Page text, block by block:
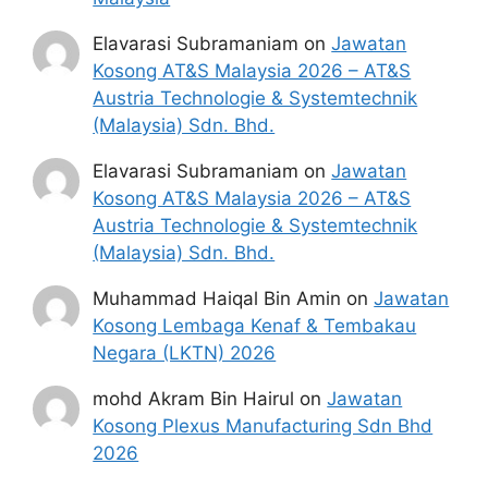
Rompin, Pahang)
Pembantu Pengurusan Murid (PPD Kuala
Kangsar, Perak)
Pembantu Pengurusan Murid (PPD
Kubang Pasu, Jitra)
Diskripsi Tugas
PENGURUSAN MURID
Membantu dalam pengurusan diri
murid dari aspek fizikal,
emosi, rohani dan jasmani serta
keselamatan dan kesihatan.
PENGURUSAN KELAS DAN DAPUR/
BILIK/ ASRAMA
Urusan penyediaan makanan/
mengemas/ membantu dalam
Elavarasi Subramaniam onJawatan
Kosong AT&S Malaysia 2026 – AT&S
Austria Technologie & Systemtechnik
(Malaysia) Sdn. Bhd.
Elavarasi Subramaniam onJawatan
Kosong AT&S Malaysia 2026 – AT&S
Austria Technologie & Systemtechnik
(Malaysia) Sdn. Bhd.
Muhammad Haiqal Bin Amin onJawatan
Kosong Lembaga Kenaf & Tembakau
Negara (LKTN) 2026
mohd Akram Bin Hairul onJawatan
Kosong Plexus Manufacturing Sdn Bhd
2026